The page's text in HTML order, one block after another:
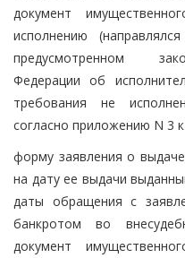
документ
исполнению
предусмотренном
Федерации об
требования не
согласно приложению N 3
форму заявления о
на дату ее выдачи
даты обращения с
банкротом во
документ